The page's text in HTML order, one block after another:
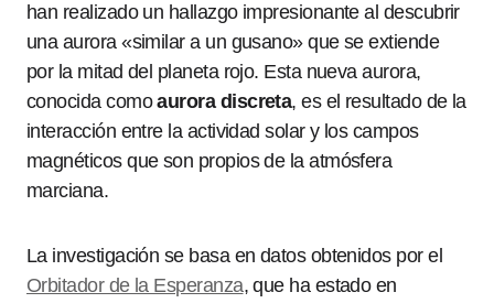
han realizado un hallazgo impresionante al descubrir
una aurora «similar a un gusano» que se extiende
por la mitad del planeta rojo. Esta nueva aurora,
conocida comoaurora discreta, es el resultado de la
interacción entre la actividad solar y los campos
magnéticos que son propios de la atmósfera
marciana.
La investigación se basa en datos obtenidos por el
Orbitador de la Esperanza, que ha estado en